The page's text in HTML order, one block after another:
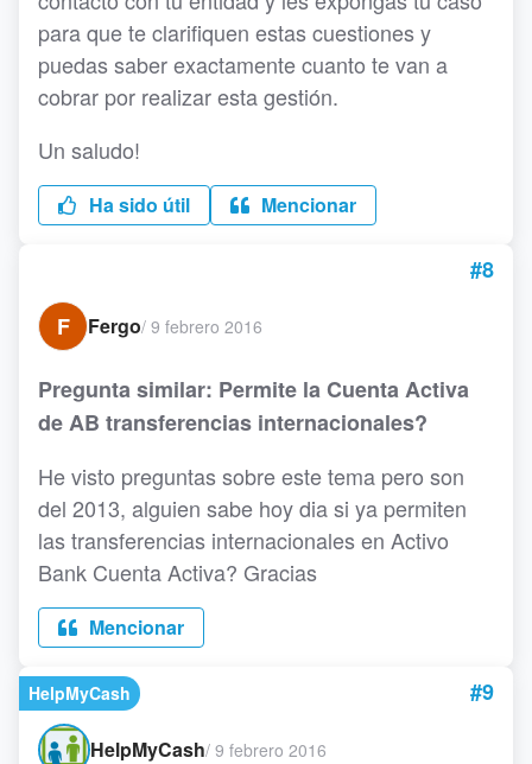
para que te clarifiquen estas cuestiones y
puedas saber exactamente cuanto te van a
cobrar por realizar esta gestión.
Un saludo!
Ha sido útil Mencionar
#8
F
Fergo/ 9 febrero 2016
Pregunta similar: Permite la Cuenta Activa
de AB transferencias internacionales?
He visto preguntas sobre este tema pero son
del 2013, alguien sabe hoy dia si ya permiten
las transferencias internacionales en Activo
Bank Cuenta Activa? Gracias
Mencionar
HelpMyCash #9
HelpMyCash/ 9 febrero 2016